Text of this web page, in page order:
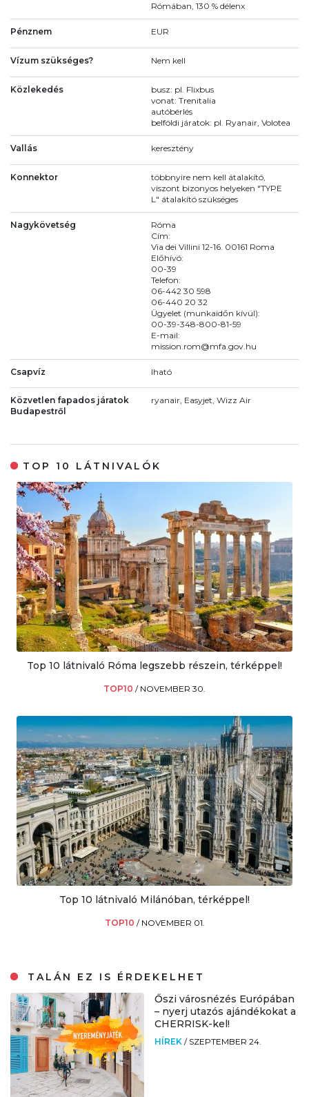
Rómában, 130 % délenx
Pénznem EUR
Vízum szükséges? Nem kell
Közlekedés
busz: pl. Flixbus
vonat: Trenitalia
autóbérlés
belföldi járatok: pl. Ryanair, Volotea
Vallás keresztény
Konnektor
többnyire nem kell átalakító,
viszont bizonyos helyeken "TYPE
L" átalakító szükséges
Nagykövetség
Róma
Cím:
Via dei Villini 12-16. 00161 Roma
Előhívó:
00-39
Telefon:
06-442 30 598
06-440 20 32
Ügyelet (munkaidőn kívül):
00-39-348-800-81-59
E-mail:
mission.rom@mfa.gov.hu
Csapvíz Iható
Közvetlen fapados járatok
Budapestről
ryanair, Easyjet, Wizz Air
TOP 10 LÁTNIVALÓK
Top 10 látnivaló Róma legszebb részein, térképpel!
TOP10 / NOVEMBER 30.
Top 10 látnivaló Milánóban, térképpel!
TOP10 / NOVEMBER 01.
TALÁN EZ IS ÉRDEKELHET
Őszi városnézés Európában
– nyerj utazós ajándékokat a
CHERRISK-kel!
HÍREK / SZEPTEMBER 24.